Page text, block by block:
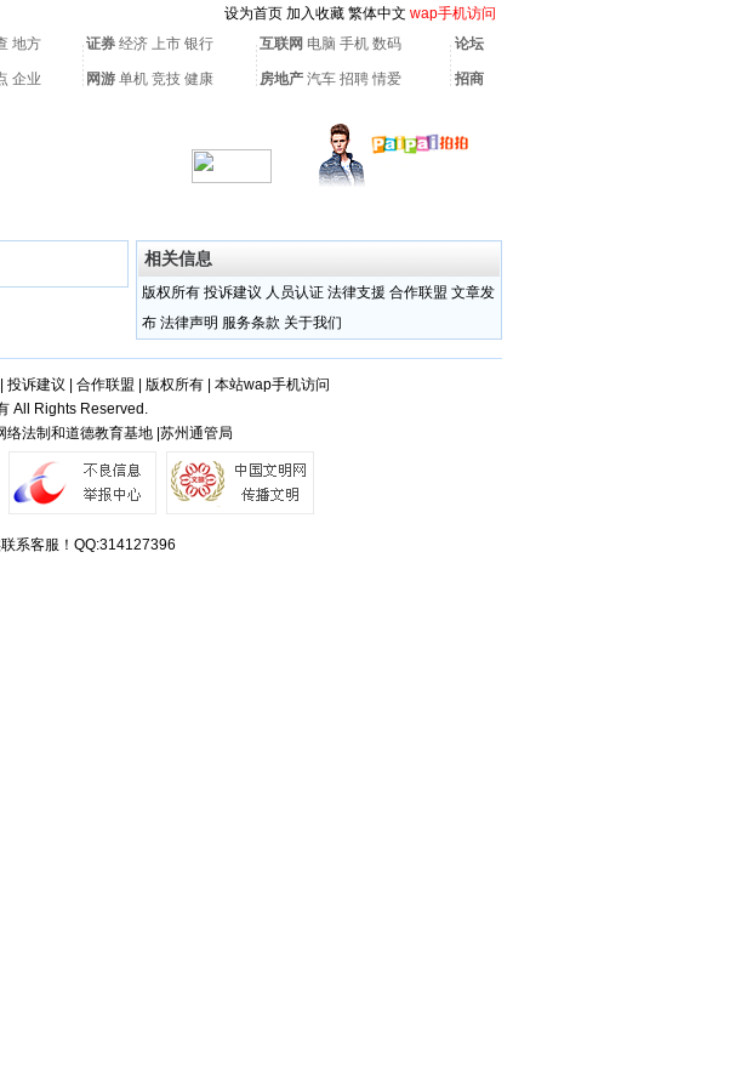
设为首页 加入收藏 繁体中文 wap手机访问
地方 证券 经济 上市 银行 互联网 电脑 手机 数码 论坛
企业 网游 单机 竞技 健康 房地产 汽车 招聘 情爱 招商
相关信息
版权所有 投诉建议 人员认证 法律支援 合作联盟 文章发
布 法律声明 服务条款 关于我们
投诉建议 合作联盟 版权所有| 本站wap手机访问
All Rights Reserved.
络法制和道德教育基地 |苏州通管局
系客服！QQ:314127396